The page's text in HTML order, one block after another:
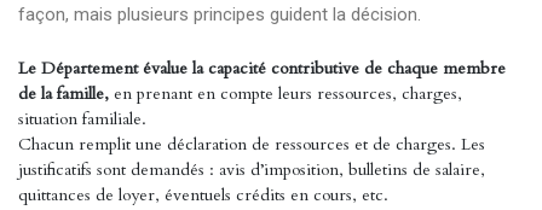
façon, mais plusieurs principes guident la décision.
Le Département évalue la capacité contributive de chaque membre
de la famille, en prenant en compte leurs ressources, charges,
situation familiale.
Chacun remplit une déclaration de ressources et de charges. Les
justificatifs sont demandés : avis d’imposition, bulletins de salaire,
quittances de loyer, éventuels crédits en cours, etc.